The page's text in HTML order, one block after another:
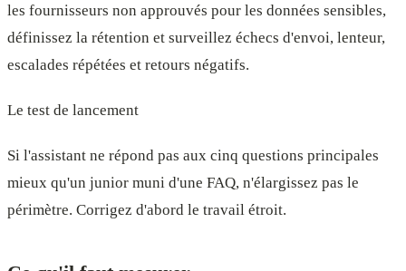
les fournisseurs non approuvés pour les données sensibles,
définissez la rétention et surveillez échecs d'envoi, lenteur,
escalades répétées et retours négatifs.
Le test de lancement
Si l'assistant ne répond pas aux cinq questions principales
mieux qu'un junior muni d'une FAQ, n'élargissez pas le
périmètre. Corrigez d'abord le travail étroit.